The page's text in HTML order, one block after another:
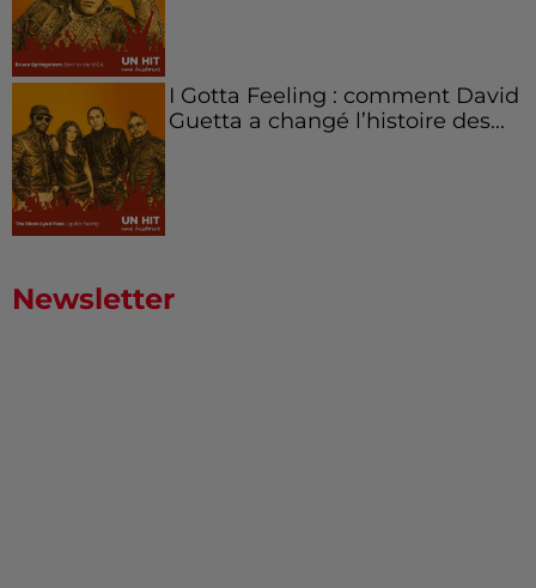
I Gotta Feeling : comment David
Guetta a changé l’histoire des...
Newsletter